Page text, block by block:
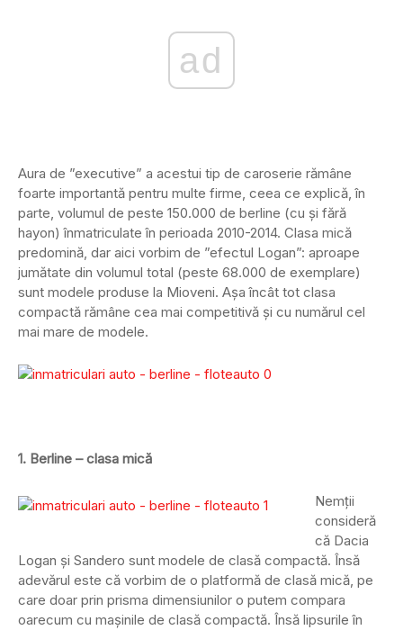
ad
Aura de ”executive” a acestui tip de caroserie rămâne
foarte importantă pentru multe firme, ceea ce explică, în
parte, volumul de peste 150.000 de berline (cu și fără
hayon) înmatriculate în perioada 2010-2014. Clasa mică
predomină, dar aici vorbim de ”efectul Logan”: aproape
jumătate din volumul total (peste 68.000 de exemplare)
sunt modele produse la Mioveni. Așa încât tot clasa
compactă rămâne cea mai competitivă și cu numărul cel
mai mare de modele.
1. Berline – clasa mică
Nemții
consideră
că Dacia
Logan și Sandero sunt modele de clasă compactă. Însă
adevărul este că vorbim de o platformă de clasă mică, pe
care doar prin prisma dimensiunilor o putem compara
oarecum cu mașinile de clasă compactă. Însă lipsurile în